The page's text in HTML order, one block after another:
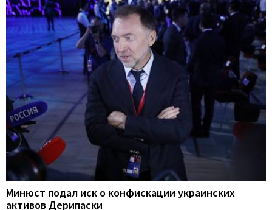
Минюст подал иск о конфискации украинских
активов Дерипаски